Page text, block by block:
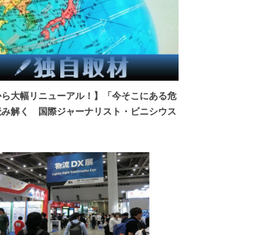
ら大幅リニューアル！】「今そこにある危
解く 国際ジャーナリスト・ビニシウス